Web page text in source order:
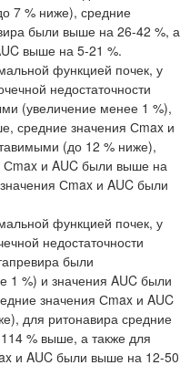
7 % ниже), средние
были выше на 26-42 %, а
выше на 5-21 %.
функцией почек, у
недостаточности
(увеличение менее 1 %),
средние значения Сmax и
(до 12 % ниже),
Сmax и AUC были выше на
Сmax и AUC были
функцией почек, у
недостаточности
были
1 %) и значения AUC были
значения Сmax и AUC
для ритонавира средние
% выше, а также для
и AUC были выше на 12-50